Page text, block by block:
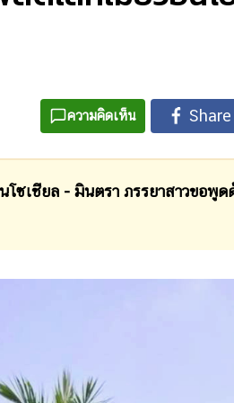
ความคิดเห็น
ชียล - มินตรา ภรรยาสาวขอพูด